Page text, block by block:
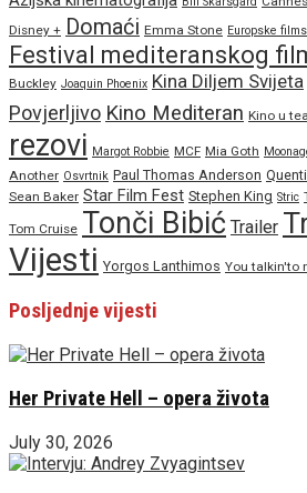
Disney + Domaći Emma Stone Europske
Festival mediteranskog
Buckley Joaquin Phoenix Kina Diljem Svijeta
Povjerljivo Kino Mediteran Kino u
rezovi Margot Robbie MCF Mia Goth
Another Osvrtnik Paul Thomas Anderson
Sean Baker Star Film Fest Stephen King Stric
Tom Cruise Tonči Bibić Trailer
Vijesti Yorgos Lanthimos You talkin'to
Posljednje vijesti
Her Private Hell – opera života
July 30, 2026